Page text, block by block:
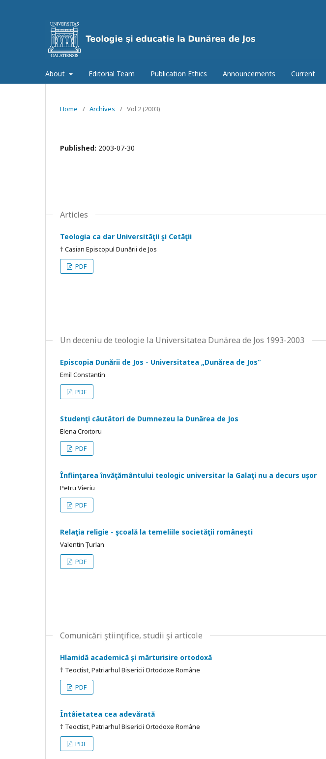
About Editorial Team Publication Ethics Announcements Current
Home / Archives / Vol 2 (2003)
Published: 2003-07-30
Articles
Teologia ca dar Universităţii şi Cetăţii
† Casian Episcopul Dunării de Jos
PDF
Un deceniu de teologie la Universitatea Dunărea de Jos 1993-2003
Episcopia Dunării de Jos - Universitatea „Dunărea de Jos“
Emil Constantin
PDF
Studenţi căutători de Dumnezeu la Dunărea de Jos
Elena Croitoru
PDF
Înfiinţarea învăţământului teologic universitar la Galaţi nu a decurs uşor
Petru Vieriu
PDF
Relaţia religie - şcoală la temeliile societăţii româneşti
Valentin Ţurlan
PDF
Comunicări ştiinţifice, studii şi articole
Hlamidă academică şi mărturisire ortodoxă
† Teoctist, Patriarhul Bisericii Ortodoxe Române
PDF
Întâietatea cea adevărată
† Teoctist, Patriarhul Bisericii Ortodoxe Române
PDF